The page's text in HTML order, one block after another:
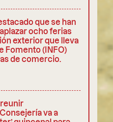
que se han
ocho ferias
exterior que lleva
Fomento (INFO)
de comercio.
reunir
va a